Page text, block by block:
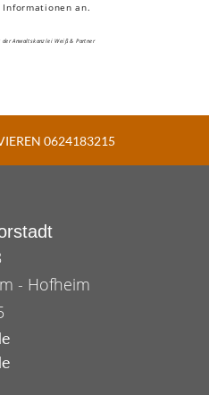
an.
der Anwaltskanzlei Weiß & Partner
- Hofheim
0624183215